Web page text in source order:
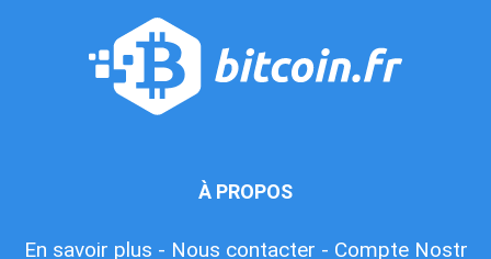
À PROPOS
En savoir plus - Nous contacter - Compte Nostr